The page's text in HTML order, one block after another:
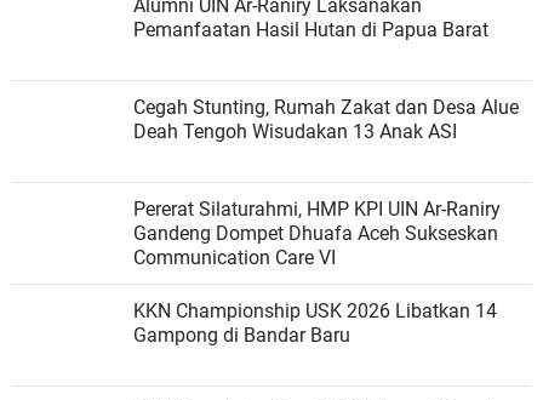
Alumni UIN Ar-Raniry Laksanakan
Pemanfaatan Hasil Hutan di Papua Barat
Cegah Stunting, Rumah Zakat dan Desa Alue
Deah Tengoh Wisudakan 13 Anak ASI
Pererat Silaturahmi, HMP KPI UIN Ar-Raniry
Gandeng Dompet Dhuafa Aceh Sukseskan
Communication Care VI
KKN Championship USK 2026 Libatkan 14
Gampong di Bandar Baru